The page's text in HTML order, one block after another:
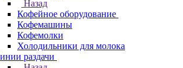
Назад
Кофейное оборудование
Кофемашины
Кофемолки
Холодильники для молока
раздачи